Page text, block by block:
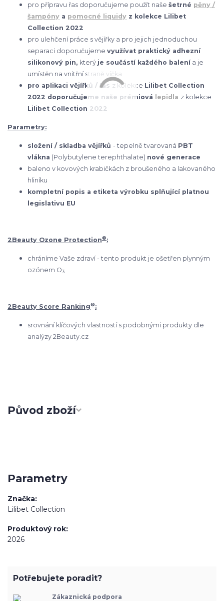
pro přípravu řas doporučujeme použít naše šetrné pěny /
šampóny a pomocné liquidy z kolekce Lilibet
Collection 2022
pro ulehčení práce s vějířky a pro jejich jednoduchou
separaci doporučujeme využívat praktický adhezní
silikonový pin, který je součástí každého balenía je
umístěn na vnitřní straně víčka
pro aplikaci vějířků / řas z kolekce Lilibet Collection
2022 doporučujeme naše prémiová lepidla z kolekce
Lilibet Collection 2022
Parametry:
složení / skladba vějířků - tepelně tvarovaná PBT
vlákna (Polybutylene terephthalate) nové generace
baleno v kovových krabičkách z broušeného a lakovaného
hliníku
kompletní popis a etiketa výrobku splňující platnou
legislativu EU
2Beauty Ozone Protection®:
chráníme Vaše zdraví - tento produkt je ošetřen plynným
ozónem O3
2Beauty Score Ranking®:
srovnání klíčových vlastností s podobnými produkty dle
analýzy 2Beauty.cz
Původ zboží
Parametry
Značka
Lilibet Collection
Produktový rok
2026
Potřebujete poradit?
Zákaznická podpora